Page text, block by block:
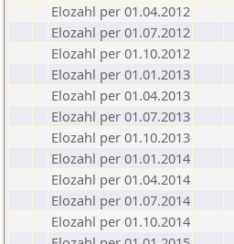
Elozahl per 01.04.2012
Elozahl per 01.07.2012
Elozahl per 01.10.2012
Elozahl per 01.01.2013
Elozahl per 01.04.2013
Elozahl per 01.07.2013
Elozahl per 01.10.2013
Elozahl per 01.01.2014
Elozahl per 01.04.2014
Elozahl per 01.07.2014
Elozahl per 01.10.2014